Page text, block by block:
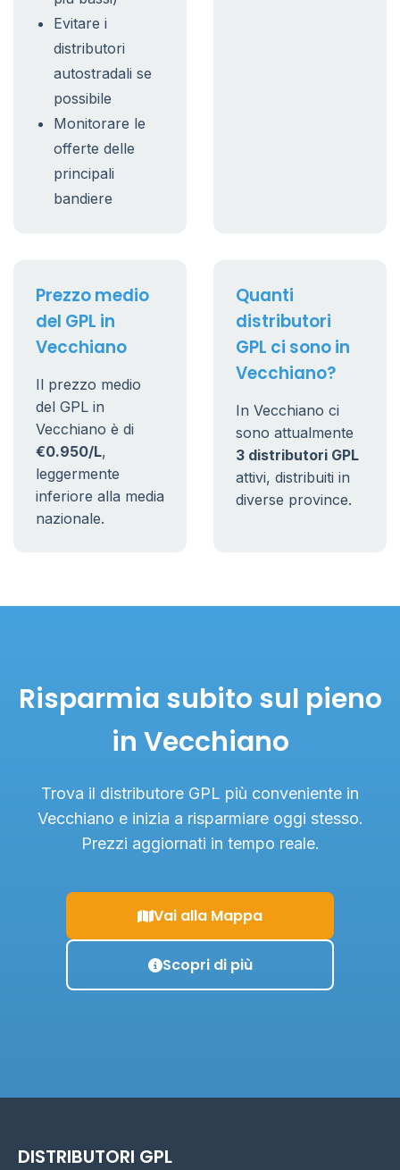
Evitare i
distributori
autostradali se
possibile
Monitorare le
offerte delle
principali
bandiere
Prezzo medio
del GPL in
Vecchiano
Il prezzo medio
del GPL in
Vecchiano è di
€0.950/L,
leggermente
inferiore alla media
nazionale.
Quanti
distributori
GPL ci sono in
Vecchiano?
In Vecchiano ci
sono attualmente
3 distributori GPL
attivi, distribuiti in
diverse province.
Risparmia subito sul pieno
in Vecchiano
Trova il distributore GPL più conveniente in
Vecchiano e inizia a risparmiare oggi stesso.
Prezzi aggiornati in tempo reale.
Vai alla Mappa
Scopri di più
DISTRIBUTORI GPL